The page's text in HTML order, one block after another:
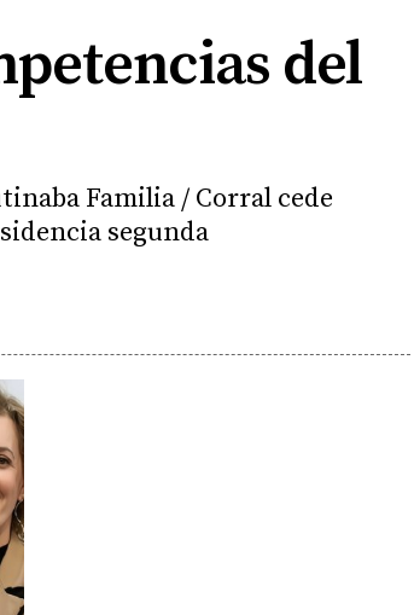
del
Familia / Corral cede
segunda